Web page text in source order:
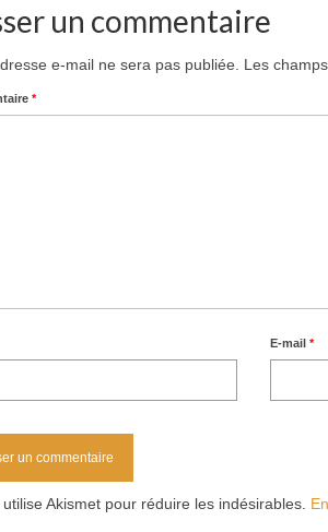
un commentaire
e-mail ne sera pas publiée. Les
*
E-mail*
Akismet pour réduire les indésirables.